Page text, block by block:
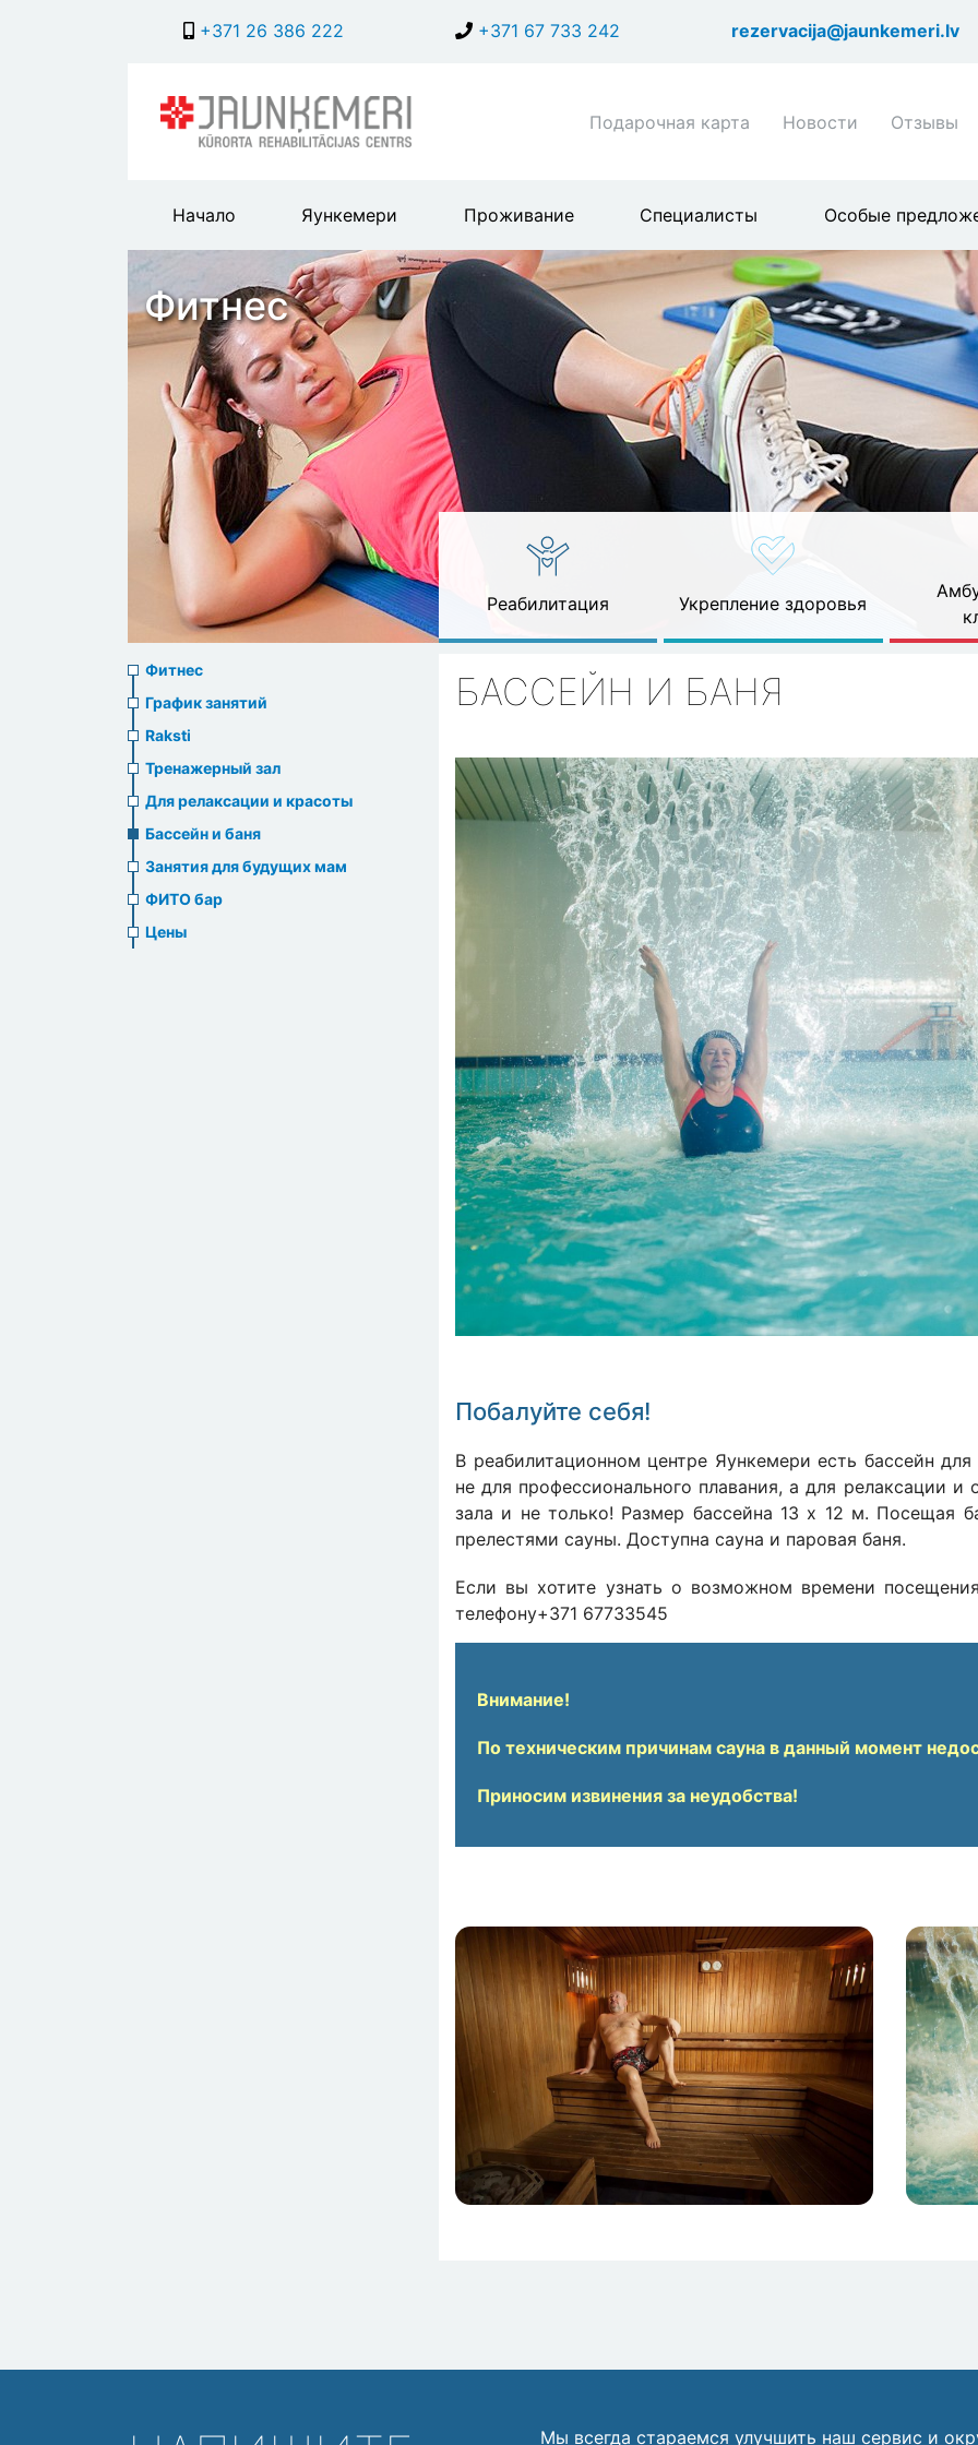
к
+371 26 386 222 +371 67 733 242 rezervacija@jaunkemeri.lv
Shortcuts
menu
Подарочная карта Новости Отзывы
Main
header
menu
Начало Яункемери Проживание Специалисты Особые
Фитнес
Реабилитация Укрепление здоровья
Sports
menu
Фитнес
График занятий
Raksti
Тренажерный зал
Для релаксации и красоты
Бассейн и баня
Занятия для будущих мам
ФИТО бар
Цены
БАССЕЙН И БАНЯ
Побалуйте себя!
В реабилитационном центре Яункемери есть бассейн
не для профессионального плавания, а для релаксации
зала и не только! Размер бассейна 13 х 12 м. Посещая
прелестями сауны. Доступна сауна и паровая баня.
Если вы хотите узнать о возможном времени
телефону+371 67733545
Внимание!
По техническим причинам сауна в данный момент
Приносим извинения за неудобства!
Изображение
Мы всегда стараемся улучшить наш сервис и